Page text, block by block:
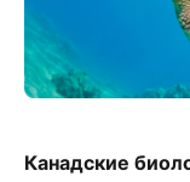
Канадские